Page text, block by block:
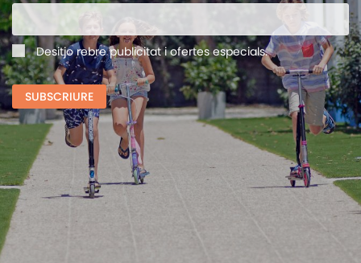
Desitjo rebre publicitat i ofertes especials.
SUBSCRIURE